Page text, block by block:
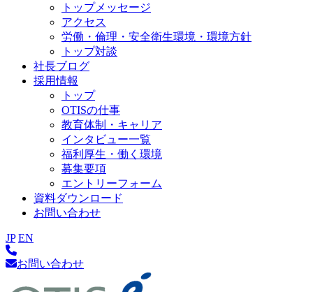
トップメッセージ
アクセス
労働・倫理・安全衛生環境・環境方針
トップ対談
社長ブログ
採用情報
トップ
OTISの仕事
教育体制・キャリア
インタビュー一覧
福利厚生・働く環境
募集要項
エントリーフォーム
資料ダウンロード
お問い合わせ
JP EN
お問い合わせ